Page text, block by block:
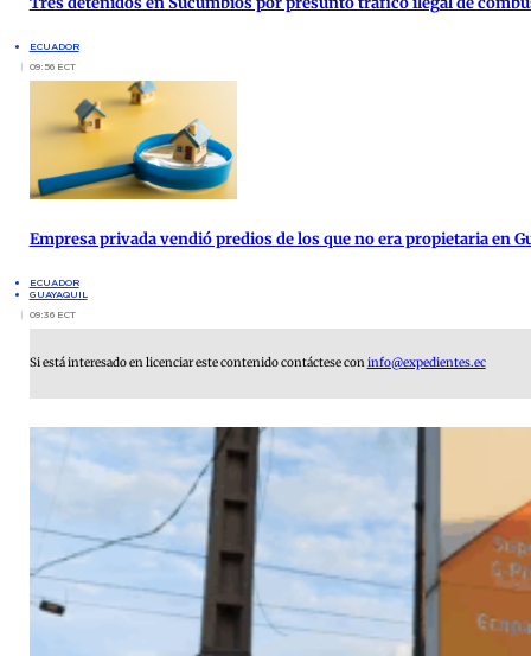
ECUADOR
09:56 ECT
Empresa privada vendió predios de los que no era propietaria en
ECUADOR
GUAYAQUIL
09:36 ECT
Si está interesado en licenciar este contenido contáctese coninfo@expedientes.ec